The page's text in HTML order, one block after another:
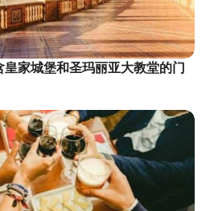
家城堡和圣玛丽亚大教堂的门